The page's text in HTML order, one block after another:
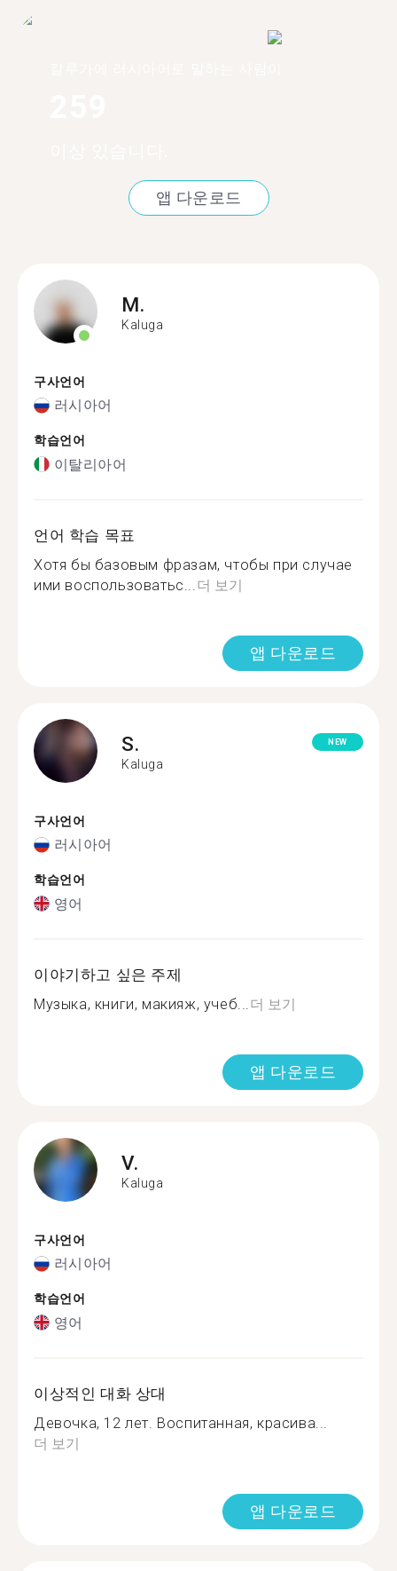
앱 다운로드
M.
Kaluga
구사언어
러시아어
학습언어
이탈리아어
언어 학습 목표
Хотя бы базовым фразам, чтобы при случае
ими воспользоватьс... 더 보기
앱 다운로드
S.
Kaluga
NEW
구사언어
러시아어
학습언어
영어
이야기하고 싶은 주제
Музыка, книги, макияж, учеб... 더 보기
앱 다운로드
V.
Kaluga
구사언어
러시아어
학습언어
영어
이상적인 대화 상대
Девочка, 12 лет. Воспитанная, красива...
더 보기
앱 다운로드